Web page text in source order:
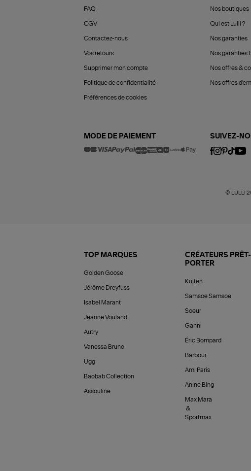
FAQ
CGV
Contactez-nous
Vos retours
Supprimer mon compte
Politique de confidentialité
Préférences de cookies
Nos boutiques
Qui est Lulli ?
Nos garanties
Nos garanties
Nos offres &
Nos offres
MODE DE PAIEMENT SUIVEZ-
© LULLI
TOP MARQUES
Golden Goose
Jérôme Dreyfuss
Isabel Marant
Jeanne Vouland
Autry
Vanessa Bruno
Ugg
Baobab Collection
Assouline
CRÉATEURS
PORTER
Kujten
Samsoe Samsoe
Soeur
Ganni
Éric Bompard
Barbour
Ami Paris
Anine Bing
Max Mara
&
Sportmax